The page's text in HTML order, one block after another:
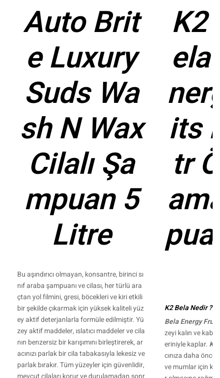
Auto Brit
e Luxury
Suds Wa
sh N Wax
Cilalı Şa
mpuan 5
Litre
Bu aşındırıcı olmayan, konsantre, birinci sı
nıf araba şampuanı ve cilası, her türlü ara
çtan yol filmini, gresi, böcekleri ve kiri etkili
bir şekilde çıkarmak için yüksek kaliteli yüz
ey aktif deterjanlarla formüle edilmiştir. Yü
zey aktif maddeler, ıslatıcı maddeler ve cila
nın benzersiz bir karışımını birleştirerek, ar
acınızı parlak bir cila tabakasıyla lekesiz ve
parlak bırakır. Tüm yüzeyler için güvenlidir,
K2
ela
its
tr
K2 Bela Nedir ?
Bela Energy
zeyi kalın ve
eriniyle kaplar. K2
cınıza daha
ve mumlar için